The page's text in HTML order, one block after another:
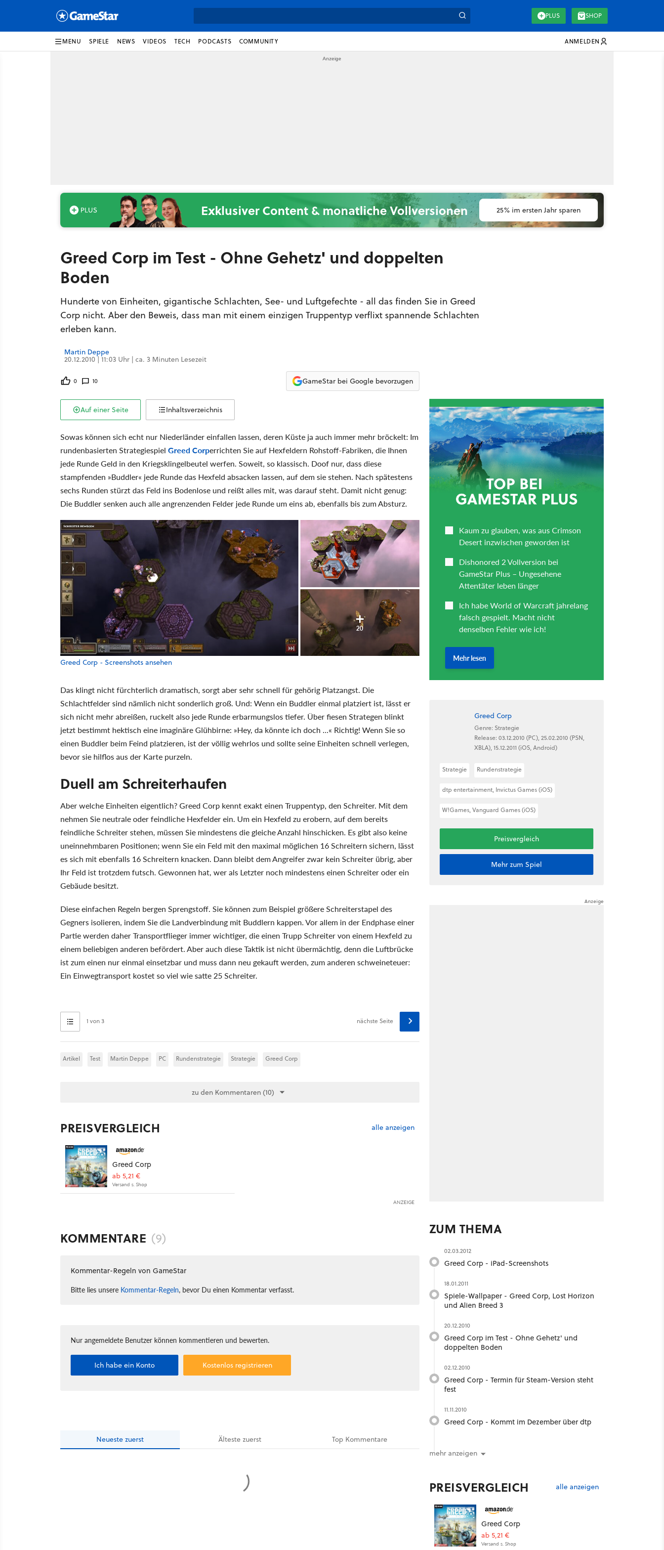
PLUS SHOP
MENU SPIELE NEWS VIDEOS TECH PODCASTS COMMUNITY ANMELDEN
Exklusiver Content & monatliche Vollversionen 25% im ersten Jahr sparen
Greed Corp im Test - Ohne Gehetz' und doppelten
Boden
Hunderte von Einheiten, gigantische Schlachten, See- und Luftgefechte - all das finden Sie in Greed
Corp nicht. Aber den Beweis, dass man mit einem einzigen Truppentyp verflixt spannende Schlachten
erleben kann.
Martin Deppe
20.12.2010 | 11:03 Uhr | ca. 3 Minuten Lesezeit
0 10 GameStar bei Google bevorzugen
Auf einer Seite Inhaltsverzeichnis
Sowas können sich echt nur Niederländer einfallen lassen, deren Küste ja auch immer mehr bröckelt: Im
rundenbasierten Strategiespiel Greed Corperrichten Sie auf Hexfeldern Rohstoff-Fabriken, die Ihnen
jede Runde Geld in den Kriegsklingelbeutel werfen. Soweit, so klassisch. Doof nur, dass diese
stampfenden »Buddler« jede Runde das Hexfeld absacken lassen, auf dem sie stehen. Nach spätestens
sechs Runden stürzt das Feld ins Bodenlose und reißt alles mit, was darauf steht. Damit nicht genug:
Die Buddler senken auch alle angrenzenden Felder jede Runde um eins ab, ebenfalls bis zum Absturz.
20
Greed Corp - Screenshots ansehen
Das klingt nicht fürchterlich dramatisch, sorgt aber sehr schnell für gehörig Platzangst. Die
Schlachtfelder sind nämlich nicht sonderlich groß. Und: Wenn ein Buddler einmal platziert ist, lässt er
sich nicht mehr abreißen, ruckelt also jede Runde erbarmungslos tiefer. Über fiesen Strategen blinkt
jetzt bestimmt hektisch eine imaginäre Glühbirne: »Hey, da könnte ich doch ...« Richtig! Wenn Sie so
einen Buddler beim Feind platzieren, ist der völlig wehrlos und sollte seine Einheiten schnell verlegen,
bevor sie hilflos aus der Karte purzeln.
Duell am Schreiterhaufen
Aber welche Einheiten eigentlich? Greed Corp kennt exakt einen Truppentyp, den Schreiter. Mit dem
nehmen Sie neutrale oder feindliche Hexfelder ein. Um ein Hexfeld zu erobern, auf dem bereits
feindliche Schreiter stehen, müssen Sie mindestens die gleiche Anzahl hinschicken. Es gibt also keine
uneinnehmbaren Positionen; wenn Sie ein Feld mit den maximal möglichen 16 Schreitern sichern, lässt
es sich mit ebenfalls 16 Schreitern knacken. Dann bleibt dem Angreifer zwar kein Schreiter übrig, aber
Ihr Feld ist trotzdem futsch. Gewonnen hat, wer als Letzter noch mindestens einen Schreiter oder ein
Gebäude besitzt.
Diese einfachen Regeln bergen Sprengstoff. Sie können zum Beispiel größere Schreiterstapel des
Gegners isolieren, indem Sie die Landverbindung mit Buddlern kappen. Vor allem in der Endphase einer
Partie werden daher Transportflieger immer wichtiger, die einen Trupp Schreiter von einem Hexfeld zu
einem beliebigen anderen befördert. Aber auch diese Taktik ist nicht übermächtig, denn die Luftbrücke
ist zum einen nur einmal einsetzbar und muss dann neu gekauft werden, zum anderen schweineteuer:
Ein Einwegtransport kostet so viel wie satte 25 Schreiter.
1 von 3 nächste Seite
Artikel Test Martin Deppe PC Rundenstrategie Strategie Greed Corp
zu den Kommentaren (10)
PREISVERGLEICH alle anzeigen
Greed Corp
ab 5,21 €
Versand s. Shop
ANZEIGE
KOMMENTARE (9)
Kommentar-Regeln von GameStar
Bitte lies unsere Kommentar-Regeln, bevor Du einen Kommentar verfasst.
Nur angemeldete Benutzer können kommentieren und bewerten.
Ich habe ein Konto Kostenlos registrieren
Neueste zuerst Ältestezuerst Top Kommentare
Greed Corp
Genre: Strategie
Release: 03.12.2010 (PC), 25.02.2010 (PSN,
XBLA), 15.12.2011 (iOS, Android)
Strategie Rundenstrategie
dtp entertainment, Invictus Games (iOS)
W!Games, Vanguard Games (iOS)
Preisvergleich
Mehr zum Spiel
ZUM THEMA
02.03.2012
Greed Corp - iPad-Screenshots
18.01.2011
Spiele-Wallpaper - Greed Corp, Lost Horizon
und Alien Breed 3
20.12.2010
Greed Corp im Test - Ohne Gehetz' und
doppelten Boden
02.12.2010
Greed Corp - Termin für Steam-Version steht
fest
11.11.2010
Greed Corp - Kommt im Dezember über dtp
mehr anzeigen
PREISVERGLEICH alle anzeigen
Greed Corp
ab 5,21 €
Versand s. Shop